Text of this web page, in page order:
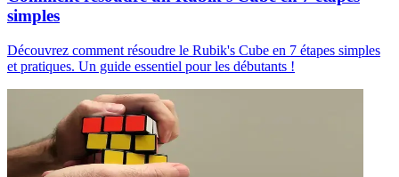
simples
Découvrez comment résoudre le Rubik's Cube en 7 étapes simples
et pratiques. Un guide essentiel pour les débutants !